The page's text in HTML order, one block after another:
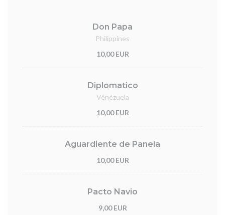
Don Papa
Philippines
10,00 EUR
Diplomatico
Vénézuela
10,00 EUR
Aguardiente de Panela
10,00 EUR
Pacto Navio
9,00 EUR